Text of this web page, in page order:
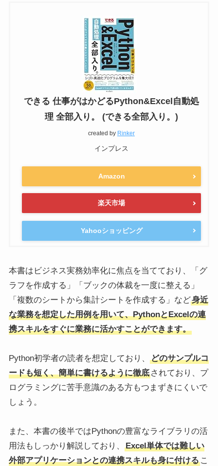
できる 仕事がはかどるPython&Excel自動処
理 全部入り。 (できる全部入り。)
created by Rinker
インプレス
Amazon
楽天市場
Yahooショッピング
本書はビジネス実務効率化に焦点を当てており、「グ
ラフを作成する」「ブックの体裁を一度に整える」
「複数のシートから集計シートを作成する」など身近
な業務を想定した用例を用いて、PythonとExcelの連
携スキルをすぐに業務に活かすことができます。
Python初学者の読者を想定しており、
どのサンプルコ
ードも短く、簡単に書けるように徹底されており、プ
ログラミングに苦手意識のある方もつまずきにくいで
しょう。
また、本書の後半ではPythonの豊富なライブラリの活
用法もしっかり解説しており、
Excel単体では難しい
外部アプリケーションとの連携スキルも身に付けるこ